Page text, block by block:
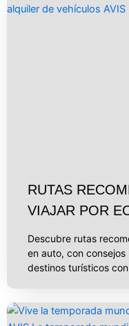
RUTAS
VIAJAR POR
Descubre rutas
en auto, con
destinos turísticos con